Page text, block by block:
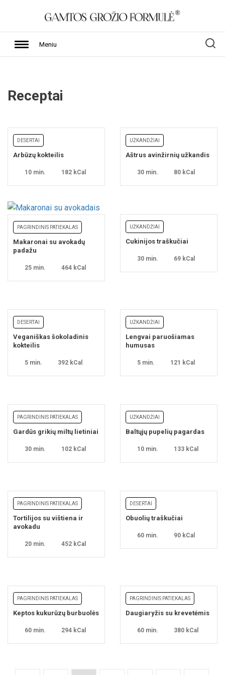
Meniu
Receptai
DESERTAI
Arbūzų kokteilis
10 min. 182 kCal
UŽKANDŽIAI
Aštrus avinžirnių užkandis
30 min. 80 kCal
PAGRINDINIS PATIEKALAS
Makaronai su avokadų
padažu
25 min. 464 kCal
UŽKANDŽIAI
Cukinijos traškučiai
30 min. 69 kCal
DESERTAI
Veganiškas šokoladinis
kokteilis
5 min. 392 kCal
UŽKANDŽIAI
Lengvai paruošiamas
humusas
5 min. 121 kCal
PAGRINDINIS PATIEKALAS
Gardūs grikių miltų lietiniai
30 min. 102 kCal
UŽKANDŽIAI
Baltųjų pupelių pagardas
10 min. 133 kCal
PAGRINDINIS PATIEKALAS
Tortilijos su vištiena ir
avokadu
20 min. 452 kCal
DESERTAI
Obuolių traškučiai
60 min. 90 kCal
PAGRINDINIS PATIEKALAS
Keptos kukurūzų burbuolės
60 min. 294 kCal
PAGRINDINIS PATIEKALAS
Daugiaryžis su krevetėmis
60 min. 380 kCal